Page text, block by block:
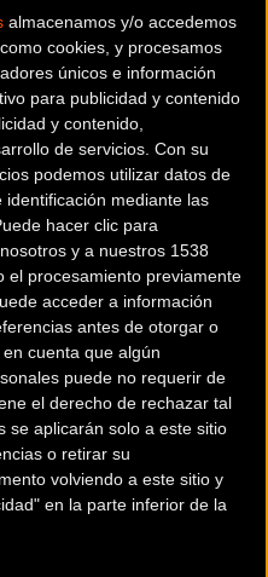
almacenamos y/o accedemos
cookies, y procesamos
únicos e información
para publicidad y contenido
y contenido,
de servicios. Con su
podemos utilizar datos de
mediante las
hacer clic para
y a nuestros 1538
el procesamiento previamente
acceder a información
antes de otorgar o
en cuenta que algún
puede no requerir de
el derecho de rechazar tal
se aplicarán solo a este sitio
o retirar su
volviendo a este sitio y
en la parte inferior de la
200 km
cómo hacerte tienda
a más clientes.